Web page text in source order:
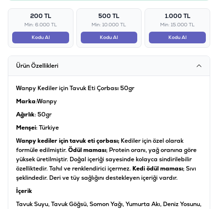
200 TL
Min: 6.000 TL
Kodu Al
500 TL
Min: 10.000 TL
Kodu Al
1.000 TL
Min: 15.000 TL
Kodu Al
Ürün Özellikleri
Wanpy Kediler için Tavuk Eti Çorbası 50gr
Marka:Wanpy
Ağırlık: 50gr
Menşei: Türkiye
Wanpy kediler için tavuk eti çorbası; Kediler için özel olarak
formüle edilmiştir.Ödül maması; Protein oranı, yağ oranına göre
yüksek üretilmiştir. Doğal içeriği sayesinde kolayca sindirilebilir
özelliktedir. Tahıl ve renklendirici içermez. Kedi ödül maması; Sıvı
şeklindedir. Deri ve tüy sağlığını destekleyen içeriği vardır.
İçerik
Tavuk Suyu, Tavuk Göğsü, Somon Yağı, Yumurta Akı, Deniz Yosunu,